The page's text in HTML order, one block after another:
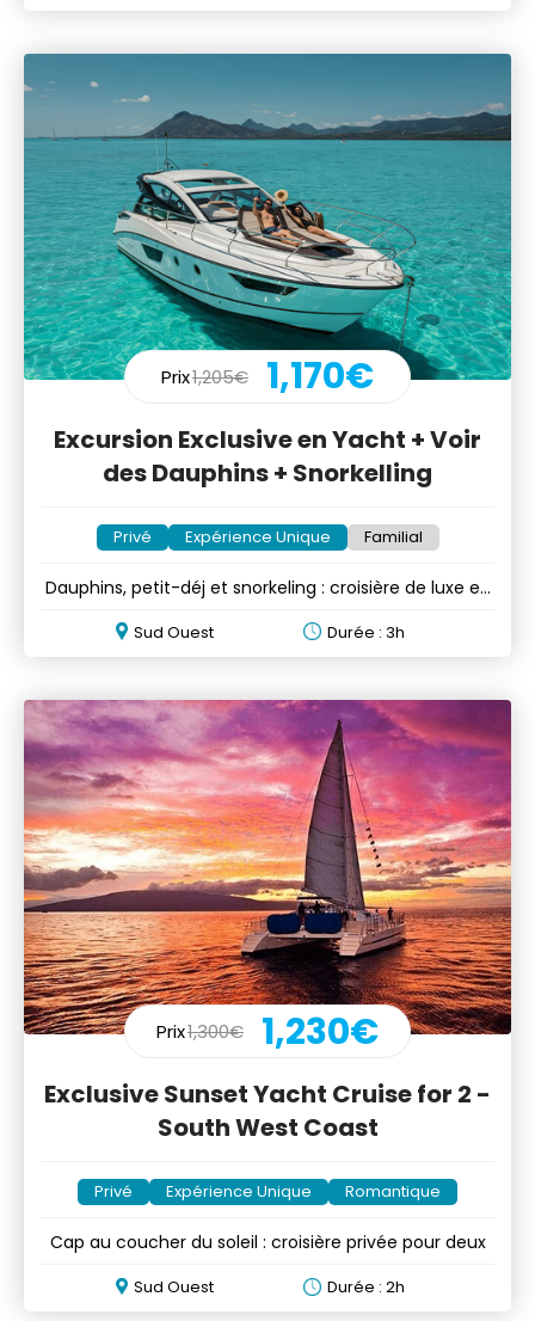
Prix1,205€ 1,170€
Excursion Exclusive en Yacht + Voir
des Dauphins + Snorkelling
Privé Expérience Unique Familial
Dauphins, petit-déj et snorkeling : croisière de luxe en
Sud Ouest Durée : 3h
Prix1,300€ 1,230€
Exclusive Sunset Yacht Cruise for 2 -
South West Coast
Privé Expérience Unique Romantique
Cap au coucher du soleil : croisière privée pour deux
Sud Ouest Durée : 2h